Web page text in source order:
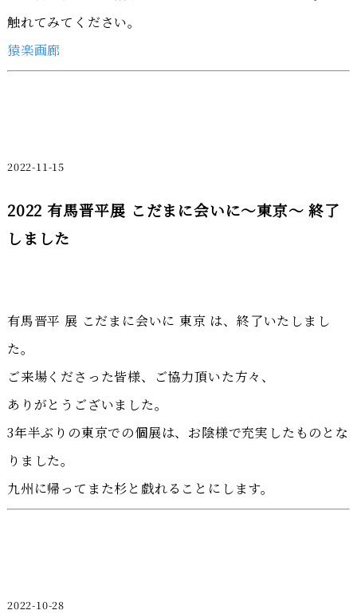
触れてみてください。
猿楽画廊
2022-11-15
2022 有馬晋平展 こだまに会いに～東京～ 終了
しました
有馬晋平 展 こだまに会いに 東京 は、終了いたしまし
た。
ご来場くださった皆様、ご協力頂いた方々、
ありがとうございました。
3年半ぶりの東京での個展は、お陰様で充実したものとな
りました。
九州に帰ってまた杉と戯れることにします。
2022-10-28